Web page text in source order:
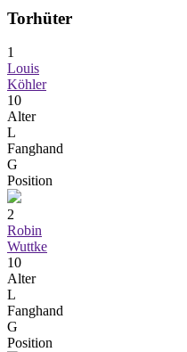
Torhüter
1
Louis
Köhler
10
Alter
L
Fanghand
G
Position
2
Robin
Wuttke
10
Alter
L
Fanghand
G
Position